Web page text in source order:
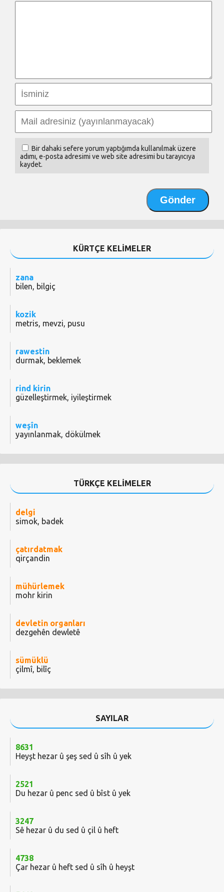
Bir dahaki sefere yorum yaptığımda kullanılmak üzere
adımı, e-posta adresimi ve web site adresimi bu tarayıcıya
kaydet.
KÜRTÇE KELİMELER
zana
bilen, bilgiç
kozik
metris, mevzi, pusu
rawestin
durmak, beklemek
rind kirin
güzelleştirmek, iyileştirmek
weşîn
yayınlanmak, dökülmek
TÜRKÇE KELİMELER
delgi
simok, badek
çatırdatmak
qirçandin
mühürlemek
mohr kirin
devletin organları
dezgehên dewletê
sümüklü
çilmî, bilîç
SAYILAR
8631
Heyşt hezar û şeş sed û sîh û yek
2521
Du hezar û penc sed û bîst û yek
3247
Sê hezar û du sed û çil û heft
4738
Çar hezar û heft sed û sîh û heyşt